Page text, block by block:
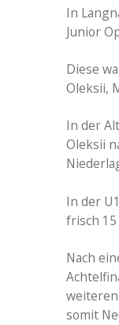
In
Junior
Diese
Oleksii,
In der
Oleksii
In der
frisch 15
Nach
somit